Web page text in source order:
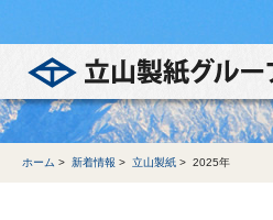
ホーム > 新着情報 > 立山製紙 > 2025年